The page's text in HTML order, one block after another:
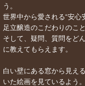
う。
世界中から愛される“安心
足立醸造のこだわりのこと
そして、疑問、質問をど
に教えてもらえます。
白い壁にある窓から見え
いた絵画を見ているよう。